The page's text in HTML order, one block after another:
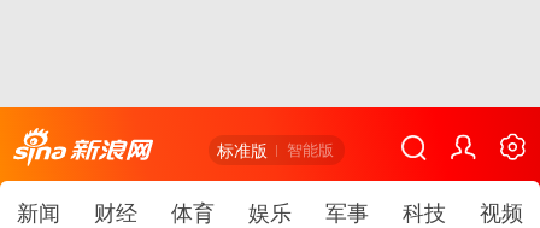
标准版 智能版
新闻 财经 体育 娱乐 军事 科技
视频